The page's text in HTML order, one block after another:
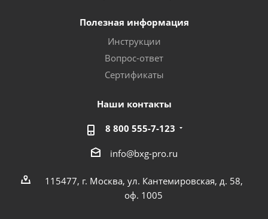
Полезная информация
Инструкции
Вопрос-ответ
Сертификаты
Наши контакты
8 800 555-7-123
info@bxg-pro.ru
115477, г. Москва, ул. Кантемировская, д. 58,
оф. 1005